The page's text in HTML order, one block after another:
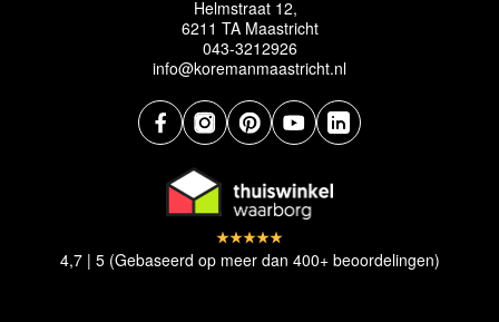
Helmstraat 12,
6211 TA Maastricht
043-3212926
info@koremanmaastricht.nl
4,7 | 5 (Gebaseerd op meer dan 400+ beoordelingen)